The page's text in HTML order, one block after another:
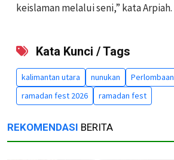
keislaman melalui seni,” kata Arpiah.
Kata Kunci / Tags
kalimantan utara nunukan Perlombaan
ramadan fest 2026
ramadan fest
REKOMENDASI BERITA